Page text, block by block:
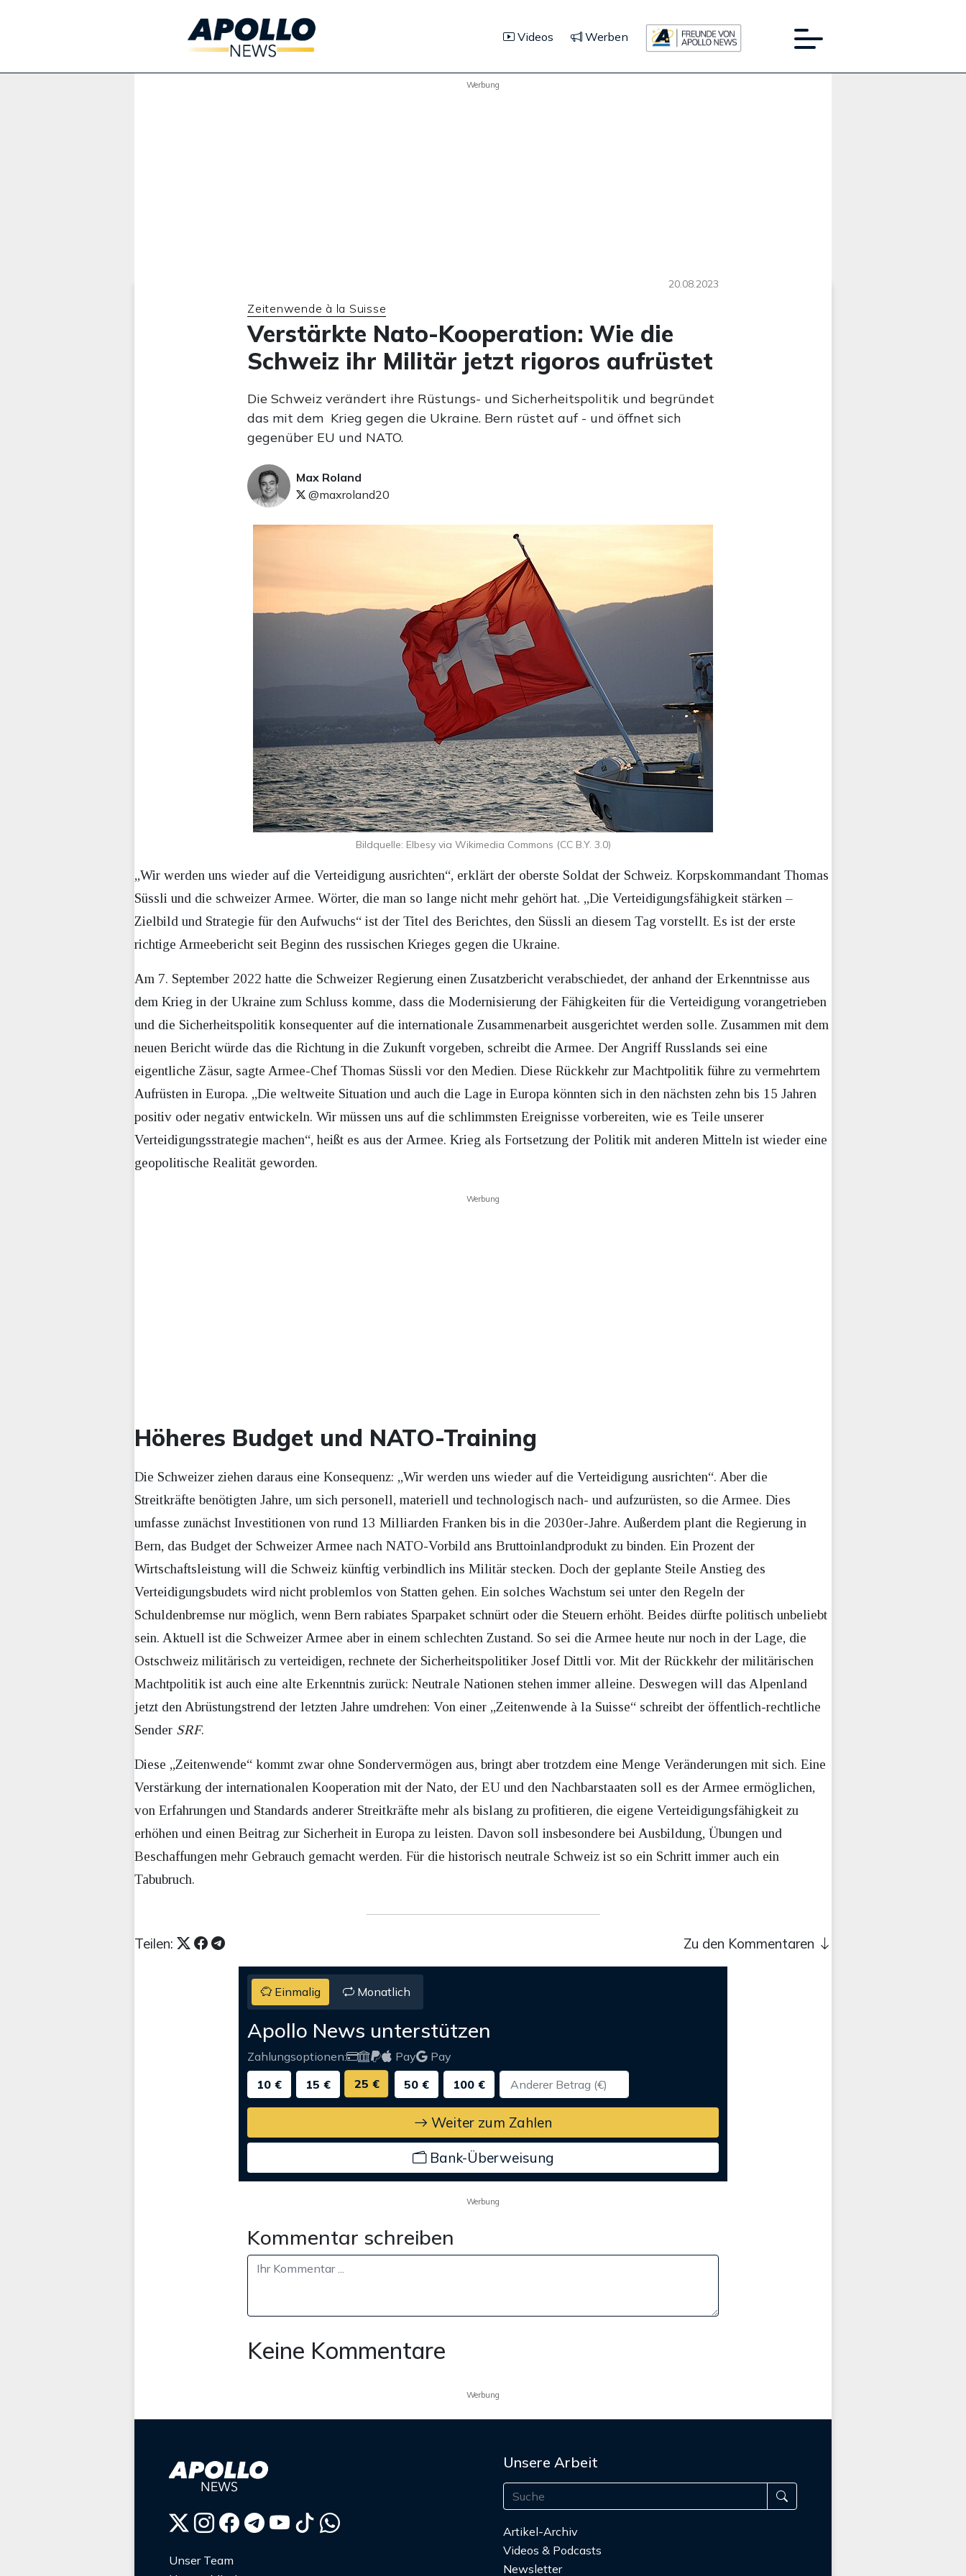
Videos Werben
Werbung
20.08.2023
Zeitenwende à la Suisse
Verstärkte Nato-Kooperation: Wie die
Schweiz ihr Militär jetzt rigoros aufrüstet
Die Schweiz verändert ihre Rüstungs- und Sicherheitspolitik und begründet
das mit dem Krieg gegen die Ukraine. Bern rüstet auf - und öffnet sich
gegenüber EU und NATO.
Max Roland
@maxroland20
Bildquelle: Elbesy via Wikimedia Commons (CC B.Y. 3.0)
„Wir werden uns wieder auf die Verteidigung ausrichten“, erklärt der oberste Soldat der Schweiz. Korpskommandant Thomas
Süssli und die schweizer Armee. Wörter, die man so lange nicht mehr gehört hat. „Die Verteidigungsfähigkeit stärken –
Zielbild und Strategie für den Aufwuchs“ ist der Titel des Berichtes, den Süssli an diesem Tag vorstellt. Es ist der erste
richtige Armeebericht seit Beginn des russischen Krieges gegen die Ukraine.
Am 7. September 2022 hatte die Schweizer Regierung einen Zusatzbericht verabschiedet, der anhand der Erkenntnisse aus
dem Krieg in der Ukraine zum Schluss komme, dass die Modernisierung der Fähigkeiten für die Verteidigung vorangetrieben
und die Sicherheitspolitik konsequenter auf die internationale Zusammenarbeit ausgerichtet werden solle. Zusammen mit dem
neuen Bericht würde das die Richtung in die Zukunft vorgeben, schreibt die Armee. Der Angriff Russlands sei eine
eigentliche Zäsur, sagte Armee-Chef Thomas Süssli vor den Medien. Diese Rückkehr zur Machtpolitik führe zu vermehrtem
Aufrüsten in Europa. „Die weltweite Situation und auch die Lage in Europa könnten sich in den nächsten zehn bis 15 Jahren
positiv oder negativ entwickeln. Wir müssen uns auf die schlimmsten Ereignisse vorbereiten, wie es Teile unserer
Verteidigungsstrategie machen“, heißt es aus der Armee. Krieg als Fortsetzung der Politik mit anderen Mitteln ist wieder eine
geopolitische Realität geworden.
Werbung
Höheres Budget und NATO-Training
Die Schweizer ziehen daraus eine Konsequenz: „Wir werden uns wieder auf die Verteidigung ausrichten“. Aber die
Streitkräfte benötigten Jahre, um sich personell, materiell und technologisch nach- und aufzurüsten, so die Armee. Dies
umfasse zunächst Investitionen von rund 13 Milliarden Franken bis in die 2030er-Jahre. Außerdem plant die Regierung in
Bern, das Budget der Schweizer Armee nach NATO-Vorbild ans Bruttoinlandprodukt zu binden. Ein Prozent der
Wirtschaftsleistung will die Schweiz künftig verbindlich ins Militär stecken. Doch der geplante Steile Anstieg des
Verteidigungsbudets wird nicht problemlos von Statten gehen. Ein solches Wachstum sei unter den Regeln der
Schuldenbremse nur möglich, wenn Bern rabiates Sparpaket schnürt oder die Steuern erhöht. Beides dürfte politisch unbeliebt
sein. Aktuell ist die Schweizer Armee aber in einem schlechten Zustand. So sei die Armee heute nur noch in der Lage, die
Ostschweiz militärisch zu verteidigen, rechnete der Sicherheitspolitiker Josef Dittli vor. Mit der Rückkehr der militärischen
Machtpolitik ist auch eine alte Erkenntnis zurück: Neutrale Nationen stehen immer alleine. Deswegen will das Alpenland
jetzt den Abrüstungstrend der letzten Jahre umdrehen: Von einer „Zeitenwende à la Suisse“ schreibt der öffentlich-rechtliche
Sender SRF.
Diese „Zeitenwende“ kommt zwar ohne Sondervermögen aus, bringt aber trotzdem eine Menge Veränderungen mit sich. Eine
Verstärkung der internationalen Kooperation mit der Nato, der EU und den Nachbarstaaten soll es der Armee ermöglichen,
von Erfahrungen und Standards anderer Streitkräfte mehr als bislang zu profitieren, die eigene Verteidigungsfähigkeit zu
erhöhen und einen Beitrag zur Sicherheit in Europa zu leisten. Davon soll insbesondere bei Ausbildung, Übungen und
Beschaffungen mehr Gebrauch gemacht werden. Für die historisch neutrale Schweiz ist so ein Schritt immer auch ein
Tabubruch.
Teilen: Zu den Kommentaren
Einmalig Monatlich
Apollo News unterstützen
Zahlungsoptionen: Pay
Pay
10 €
15 € 25 € 50 € 100 €
Weiter zum Zahlen
Bank-Überweisung
Werbung
Kommentar schreiben
Keine Kommentare
Werbung
Unser Team
Unsere Arbeit
Artikel-Archiv
Videos & Podcasts
Newsletter